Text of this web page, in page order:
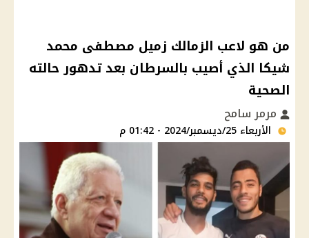
من هو لاعب الزمالك زميل مصطفى محمد
شيكا الذي أصيب بالسرطان بعد تدهور حالته
الصحية
مرمر سامح
الأربعاء 25/ديسمبر/2024 - 01:42 م